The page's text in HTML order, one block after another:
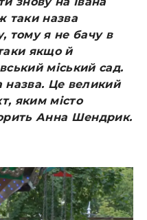
таки назва
тому я не бачу в
якщо й
міський сад.
назва. Це великий
яким місто
Анна Шендрик.